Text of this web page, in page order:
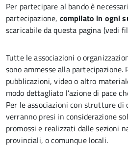
Per partecipare al bando è
partecipazione, compilato in ogni
scaricabile da questa pagina (vedi
Tutte le associazioni o
sono ammesse alla
pubblicazioni, video o altro
modo dettagliato l’azione di pace
Per le associazioni con strutture
verranno presi in considerazione
promossi e realizzati dalle sezioni
provinciali, o comunque locali.